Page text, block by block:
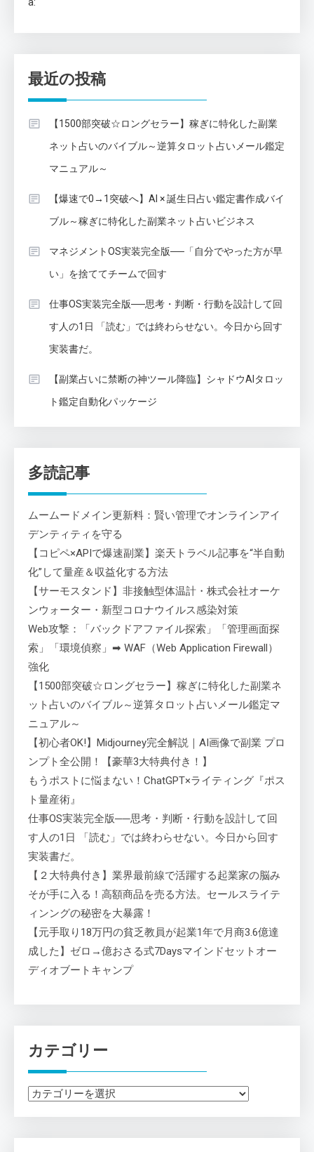
最近の投稿
【1500部突破☆ロングセラー】稼ぎに特化した副業
ネット占いのバイブル～逆算タロット占いメール鑑定
マニュアル～
【爆速で0→1突破へ】AI × 誕生日占い鑑定書作成バイ
ブル～稼ぎに特化した副業ネット占いビジネス
マネジメントOS実装完全版──「自分でやった方が早
い」を捨ててチームで回す
仕事OS実装完全版──思考・判断・行動を設計して回
す人の1日 「読む」では終わらせない。今日から回す
実装書だ。
【副業占いに禁断の神ツール降臨】シャドウAIタロッ
ト鑑定自動化パッケージ
多読記事
ムームードメイン更新料：賢い管理でオンラインアイ
デンティティを守る
【コピペ×APIで爆速副業】楽天トラベル記事を“半自動
化”して量産＆収益化する方法
【サーモスタンド】非接触型体温計・株式会社オーケ
ンウォーター・新型コロナウイルス感染対策
Web攻撃：「バックドアファイル探索」「管理画面探
索」「環境偵察」➡ WAF（Web Application Firewall）
強化
【1500部突破☆ロングセラー】稼ぎに特化した副業ネ
ット占いのバイブル～逆算タロット占いメール鑑定マ
ニュアル～
【初心者OK!】Midjourney完全解説｜AI画像で副業 プロ
ンプト全公開！【豪華3大特典付き！】
もうポストに悩まない！ChatGPT×ライティング『ポス
ト量産術』
仕事OS実装完全版──思考・判断・行動を設計して回
す人の1日 「読む」では終わらせない。今日から回す
実装書だ。
【２大特典付き】業界最前線で活躍する起業家の脳み
そが手に入る！高額商品を売る方法。セールスライテ
ィンングの秘密を大暴露！
【元手取り18万円の貧乏教員が起業1年で月商3.6億達
成した】ゼロ→億おさる式7Daysマインドセットオー
ディオブートキャンプ
カテゴリー
カ